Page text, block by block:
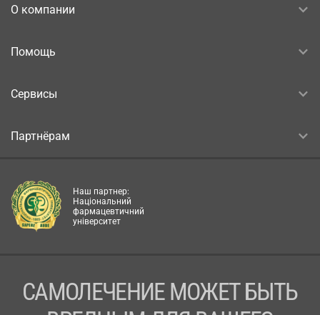
О компании
Помощь
Сервисы
Партнёрам
Наш партнер:
Національний
фармацевтичний
університет
САМОЛЕЧЕНИЕ МОЖЕТ БЫТЬ